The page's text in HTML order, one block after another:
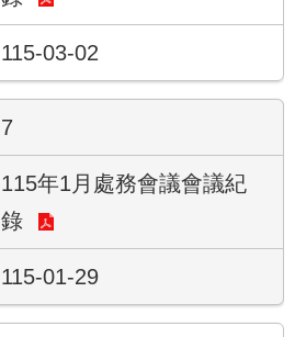
115-03-02
7
115年1月處務會議會議紀
錄
115-01-29